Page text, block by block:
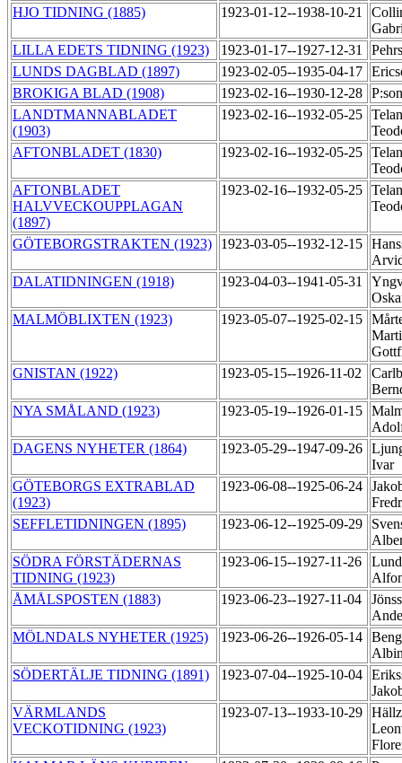
HJO TIDNING (1885)
1923-01-12--1938-10-21
LILLA EDETS TIDNING (1923)
1923-01-17--1927-12-31
LUNDS DAGBLAD (1897)
1923-02-05--1935-04-17
BROKIGA BLAD (1908)
1923-02-16--1930-12-28
LANDTMANNABLADET
(1903)
1923-02-16--1932-05-25
AFTONBLADET (1830)
1923-02-16--1932-05-25
AFTONBLADET
HALVVECKOUPPLAGAN
(1897)
1923-02-16--1932-05-25
GÖTEBORGSTRAKTEN (1923) 1923-03-05--1932-12-15
DALATIDNINGEN (1918)
1923-04-03--1941-05-31
MALMÖBLIXTEN (1923)
1923-05-07--1925-02-15
GNISTAN (1922)
1923-05-15--1926-11-02
NYA SMÅLAND (1923)
1923-05-19--1926-01-15
DAGENS NYHETER (1864)
1923-05-29--1947-09-26
Ivar
GÖTEBORGS EXTRABLAD
(1923)
1923-06-08--1925-06-24
SEFFLETIDNINGEN (1895)
1923-06-12--1925-09-29
SÖDRA FÖRSTÄDERNAS
TIDNING (1923)
1923-06-15--1927-11-26
ÅMÅLSPOSTEN (1883)
1923-06-23--1927-11-04
MÖLNDALS NYHETER (1925)
1923-06-26--1926-05-14
SÖDERTÄLJE TIDNING (1891)
1923-07-04--1925-10-04
VÄRMLANDS
VECKOTIDNING (1923)
1923-07-13--1933-10-29